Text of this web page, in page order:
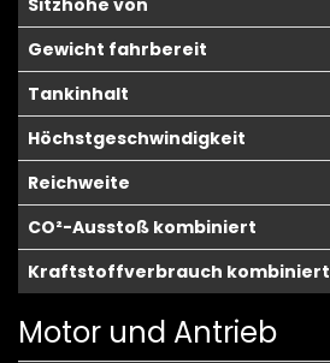
Sitzhöhe von
Gewicht fahrbereit
Tankinhalt
Höchstgeschwindigkeit
Reichweite
CO²-Ausstoß kombiniert
Kraftstoffverbrauch kombiniert
Motor und Antrieb